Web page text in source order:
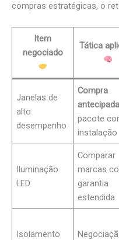
compras estratégicas, o
Item
negociado
Tática
Janelas de
alto
desempenho
Compra
antecipada
pacote
instalação
Iluminação
LED
Comparar
marcas
garantia
estendida
Isolamento